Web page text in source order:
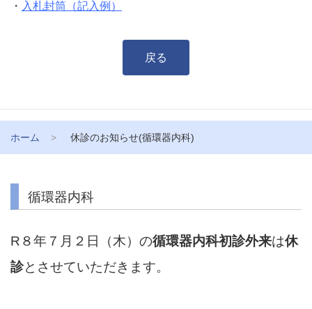
・ 入札封筒（記入例）
戻る
ホーム 休診のお知らせ(循環器内科)
循環器内科
R８年７月２日（木）の循環器内科初診外来は休
診とさせていただきます。